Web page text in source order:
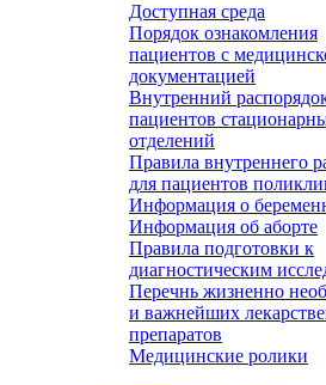
Доступная среда
Порядок ознакомления
пациентов с
документацией
Внутренний
пациентов
отделений
Правила внутреннего
для пациентов
Информация о
Информация об аборте
Правила подготовки к
диагностическим
Перечнь жизненно
и важнейших
препаратов
Медицинские ролики